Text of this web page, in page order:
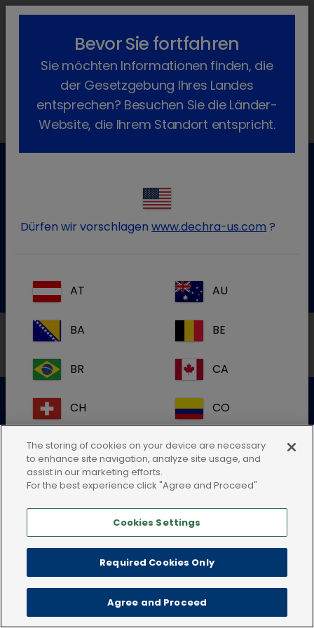
lock_outline search menu
Verschreibungspflichtig
Sterofundin
Kundenservice für Tierarztpraxen
Kontaktieren Sie unseren Kundenservice.
Tel.:+49 7525 / 2050
Cookie-Richtlinie
Impressum
Bevor Sie fortfahren
Sie möchten Informationen finden, die
der Gesetzgebung Ihres Landes
entsprechen? Besuchen Sie die Länder-
Website, die Ihrem Standort entspricht.
Dürfen wir vorschlagenwww.dechra-us.com ?
AT AU
BA BE
BR CA
CH CO
CR DK
ES FI
IE
The storing of cookies on your device are necessary
to enhance site navigation, analyze site usage, and
assist in our marketing efforts.
For the best experience click "Agree and Proceed"
Cookies Settings
Required Cookies Only
Agree and Proceed